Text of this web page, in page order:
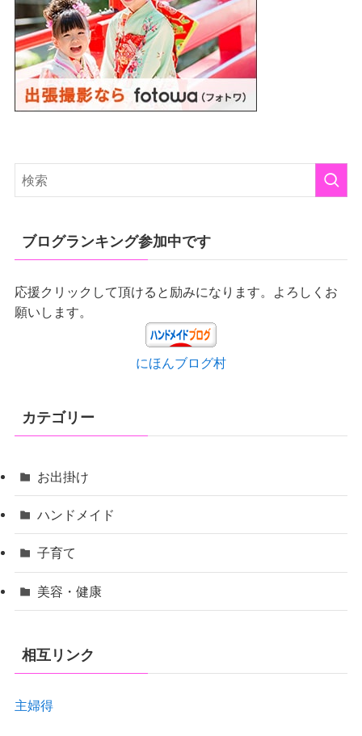
ブログランキング参加中です
応援クリックして頂けると励みになります。よろしくお
願いします。
にほんブログ村
カテゴリー
お出掛け
ハンドメイド
子育て
美容・健康
相互リンク
主婦得